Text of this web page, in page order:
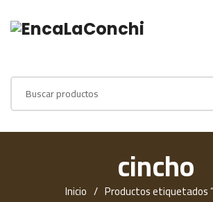
search
cincho
Inicio Productos etiquetados